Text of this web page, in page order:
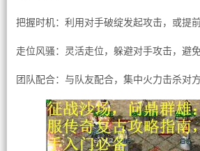
把握时机：利用对手破绽发起攻击，或提
走位风骚：灵活走位，躲避对手攻击，避免
团队配合：与队友配合，集中火力击杀对方